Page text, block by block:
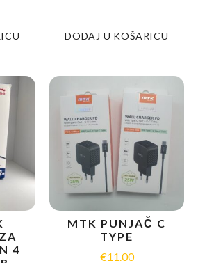
DODAJ U KOŠARICU
4
MTK PUNJAČ C
TYPE
€11.00